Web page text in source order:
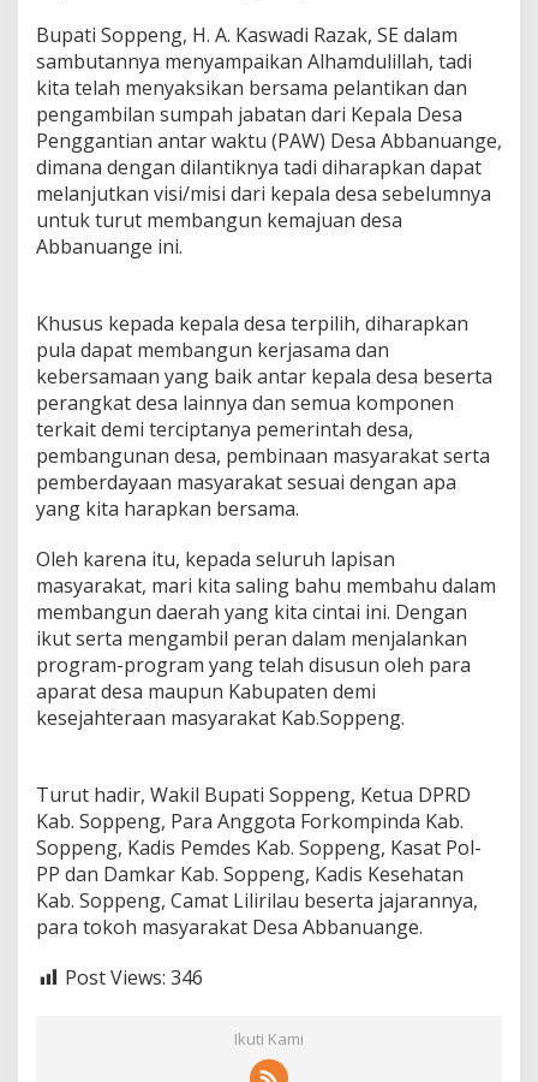
Bupati Soppeng, H. A. Kaswadi Razak, SE dalam
sambutannya menyampaikan Alhamdulillah, tadi
kita telah menyaksikan bersama pelantikan dan
pengambilan sumpah jabatan dari Kepala Desa
Penggantian antar waktu (PAW) Desa Abbanuange,
dimana dengan dilantiknya tadi diharapkan dapat
melanjutkan visi/misi dari kepala desa sebelumnya
untuk turut membangun kemajuan desa
Abbanuange ini.
Khusus kepada kepala desa terpilih, diharapkan
pula dapat membangun kerjasama dan
kebersamaan yang baik antar kepala desa beserta
perangkat desa lainnya dan semua komponen
terkait demi terciptanya pemerintah desa,
pembangunan desa, pembinaan masyarakat serta
pemberdayaan masyarakat sesuai dengan apa
yang kita harapkan bersama.
Oleh karena itu, kepada seluruh lapisan
masyarakat, mari kita saling bahu membahu dalam
membangun daerah yang kita cintai ini. Dengan
ikut serta mengambil peran dalam menjalankan
program-program yang telah disusun oleh para
aparat desa maupun Kabupaten demi
kesejahteraan masyarakat Kab.Soppeng.
Turut hadir, Wakil Bupati Soppeng, Ketua DPRD
Kab. Soppeng, Para Anggota Forkompinda Kab.
Soppeng, Kadis Pemdes Kab. Soppeng, Kasat Pol-
PP dan Damkar Kab. Soppeng, Kadis Kesehatan
Kab. Soppeng, Camat Lilirilau beserta jajarannya,
para tokoh masyarakat Desa Abbanuange.
Post Views: 346
Ikuti Kami